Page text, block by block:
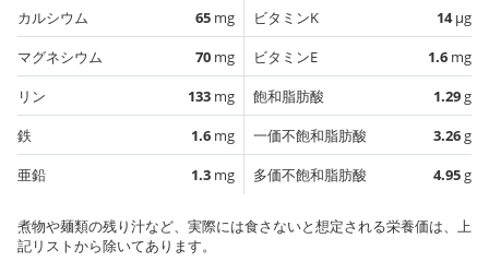
カルシウム
65 mg
マグネシウム
70 mg
リン
133 mg
鉄
1.6 mg
亜鉛
1.3 mg
ビタミンK
14µg
ビタミンE
1.6 mg
飽和脂肪酸
1.29g
一価不飽和脂肪酸
3.26g
多価不飽和脂肪酸
4.95g
煮物や麺類の残り汁など、実際には食さないと想定される栄養価は、上
記リストから除いてあります。